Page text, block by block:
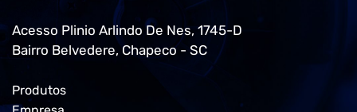
Acesso Plinio Arlindo De Nes, 1745-D
Bairro Belvedere, Chapeco - SC
Produtos